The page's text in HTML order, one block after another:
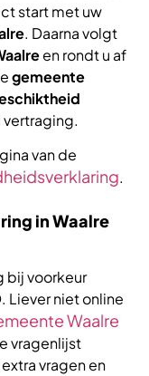
start met uw
. Daarna volgt
en rondt u af
gemeente
vertraging.
van de
.
in Waalre
bij voorkeur
Liever niet online
Waalre
vragenlijst
vragen en